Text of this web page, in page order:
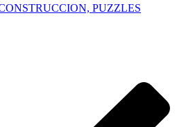
PUZZLES